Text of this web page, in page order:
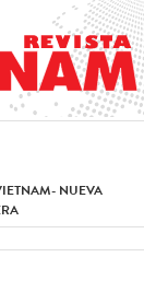
NUEVA